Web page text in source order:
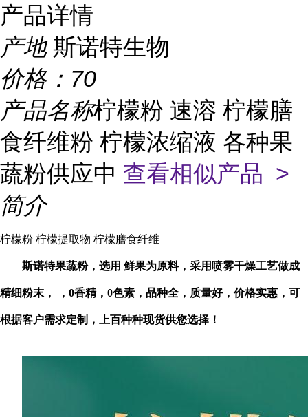
产品详情
产地 斯诺特生物
价格： 70
产品名称柠檬粉 速溶 柠檬膳
食纤维粉 柠檬浓缩液 各种果
蔬粉供应中 查看相似产品 >
简介
柠檬粉 柠檬提取物 柠檬膳食纤维
斯诺特果蔬粉，选用 鲜果为原料，采用喷雾干燥工艺做成
精细粉末， ， 0香精，0色素 ，品种全，质量好，价格实惠，可
根据客户需求定制， 上百种种现货供您选择！